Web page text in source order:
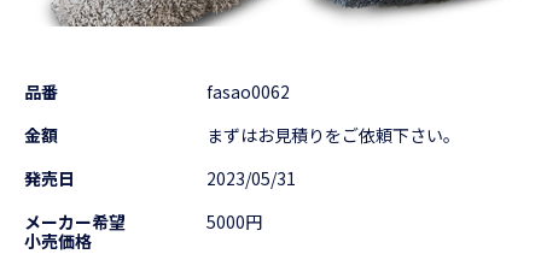
品番
fasao0062
金額
まずはお見積りをご依頼下さい。
発売日
2023/05/31
メーカー希望
小売価格
5000円